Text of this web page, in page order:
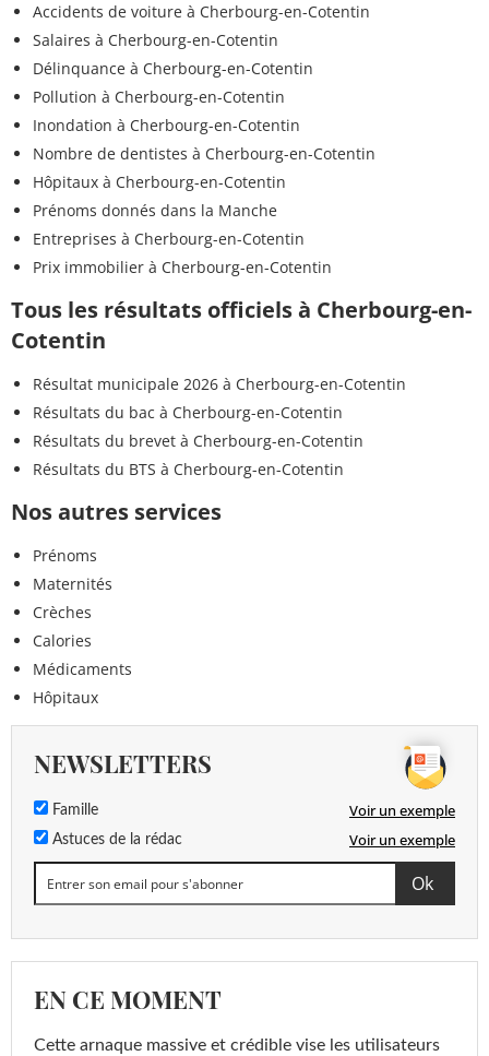
Accidents de voiture à Cherbourg-en-Cotentin
Salaires à Cherbourg-en-Cotentin
Délinquance à Cherbourg-en-Cotentin
Pollution à Cherbourg-en-Cotentin
Inondation à Cherbourg-en-Cotentin
Nombre de dentistes à Cherbourg-en-Cotentin
Hôpitaux à Cherbourg-en-Cotentin
Prénoms donnés dans la Manche
Entreprises à Cherbourg-en-Cotentin
Prix immobilier à Cherbourg-en-Cotentin
Tous les résultats officiels à Cherbourg-en-
Cotentin
Résultat municipale 2026 à Cherbourg-en-Cotentin
Résultats du bac à Cherbourg-en-Cotentin
Résultats du brevet à Cherbourg-en-Cotentin
Résultats du BTS à Cherbourg-en-Cotentin
Nos autres services
Prénoms
Maternités
Crèches
Calories
Médicaments
Hôpitaux
NEWSLETTERS
Famille Voir un exemple
Astuces de la rédac Voir un exemple
EN CE MOMENT
Cette arnaque massive et crédible vise les utilisateurs